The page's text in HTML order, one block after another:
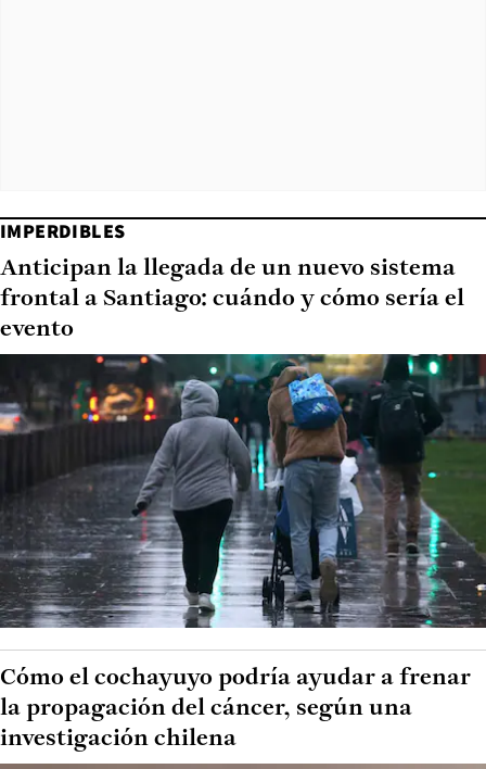
IMPERDIBLES
Anticipan la llegada de un nuevo sistema
frontal a Santiago: cuándo y cómo sería el
evento
Cómo el cochayuyo podría ayudar a frenar
la propagación del cáncer, según una
investigación chilena